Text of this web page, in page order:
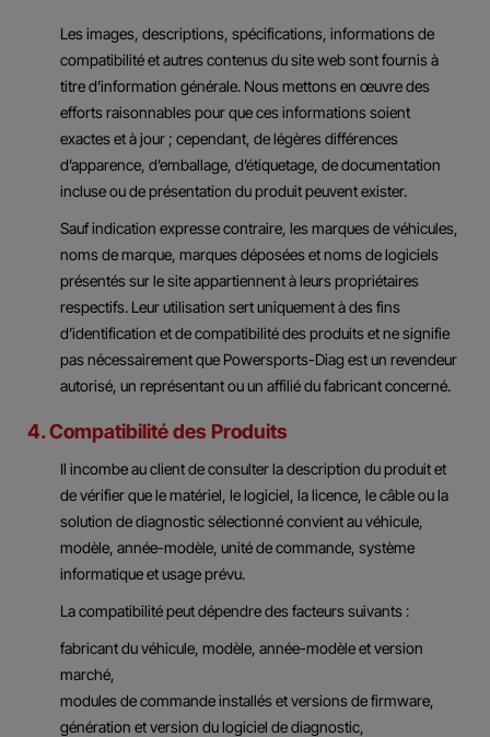
Les images, descriptions, spécifications, informations de
compatibilité et autres contenus du site web sont fournis à
titre d’information générale. Nous mettons en œuvre des
efforts raisonnables pour que ces informations soient
exactes et à jour ; cependant, de légères différences
d’apparence, d’emballage, d’étiquetage, de documentation
incluse ou de présentation du produit peuvent exister.
Sauf indication expresse contraire, les marques de véhicules,
noms de marque, marques déposées et noms de logiciels
présentés sur le site appartiennent à leurs propriétaires
respectifs. Leur utilisation sert uniquement à des fins
d’identification et de compatibilité des produits et ne signifie
pas nécessairement que Powersports-Diag est un revendeur
autorisé, un représentant ou un affilié du fabricant concerné.
4. Compatibilité des Produits
Il incombe au client de consulter la description du produit et
de vérifier que le matériel, le logiciel, la licence, le câble ou la
solution de diagnostic sélectionné convient au véhicule,
modèle, année-modèle, unité de commande, système
informatique et usage prévu.
La compatibilité peut dépendre des facteurs suivants :
fabricant du véhicule, modèle, année-modèle et version
marché,
modules de commande installés et versions de firmware,
génération et version du logiciel de diagnostic,